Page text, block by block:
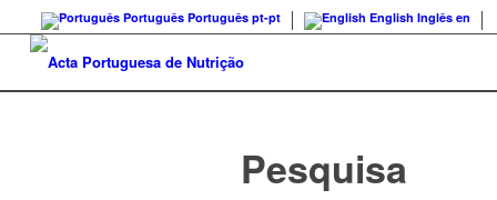
Português Português pt-pt English Inglês en
Pesquisa